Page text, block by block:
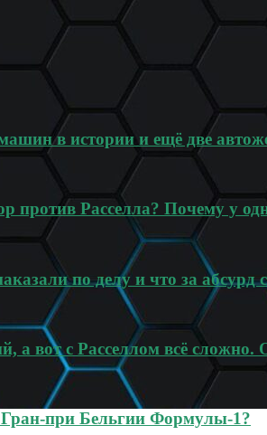
в истории и ещё две
против Расселла? Почему у
по делу и что за абсурд
а вот с Расселлом всё сложно.
при Бельгии Формулы-1?